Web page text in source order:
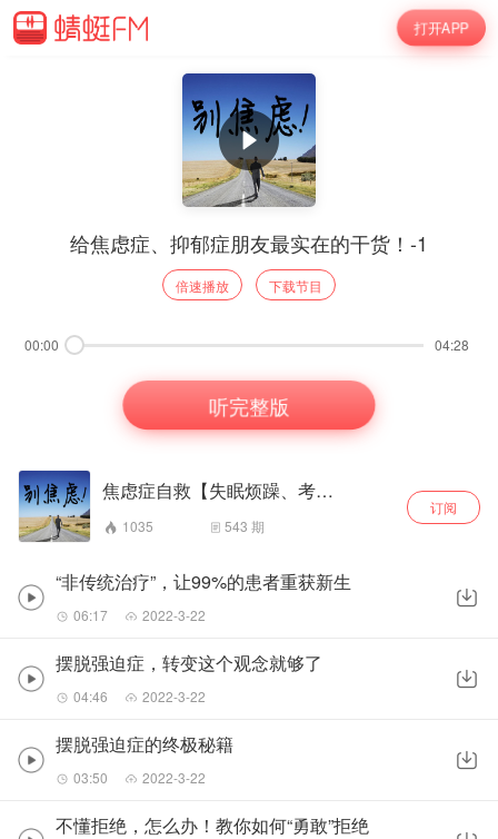
打开APP
给焦虑症、抑郁症朋友最实在的干货！-1
倍速播放 下载节目
00:00 04:28
听完整版
焦虑症自救【失眠烦躁、考前焦虑、考试焦虑、紧张不安】不焦虑的活法
1035 543 期
订阅
“非传统治疗”，让99%的患者重获新生
06:17 2022-3-22
摆脱强迫症，转变这个观念就够了
04:46 2022-3-22
摆脱强迫症的终极秘籍
03:50 2022-3-22
不懂拒绝，怎么办！教你如何“勇敢”拒绝